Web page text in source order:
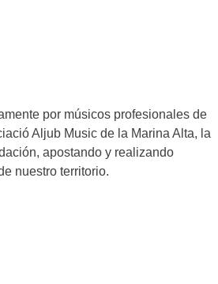
por músicos profesionales de
Aljub Music de la Marina Alta, la
apostando y realizando
nuestro territorio.